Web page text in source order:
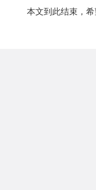
本文到此结束，希